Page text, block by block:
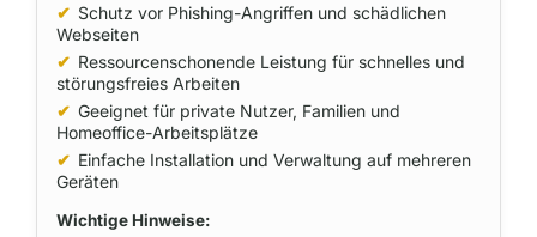
✔ Schutz vor Phishing-Angriffen und schädlichen
Webseiten
✔ Ressourcenschonende Leistung für schnelles und
störungsfreies Arbeiten
✔ Geeignet für private Nutzer, Familien und
Homeoffice-Arbeitsplätze
✔ Einfache Installation und Verwaltung auf mehreren
Geräten
Wichtige Hinweise: